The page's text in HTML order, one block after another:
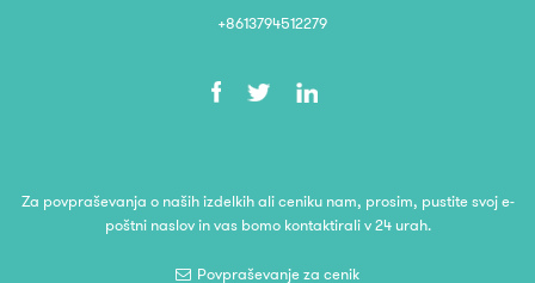
+8613794512279
Za povpraševanja o naših izdelkih ali ceniku nam, prosim, pustite svoj e-
poštni naslov in vas bomo kontaktirali v 24 urah.
Povpraševanje za cenik